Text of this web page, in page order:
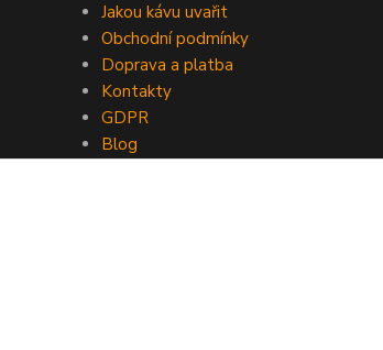
Jakou kávu uvařit
Obchodní podmínky
Doprava a platba
Kontakty
GDPR
Blog